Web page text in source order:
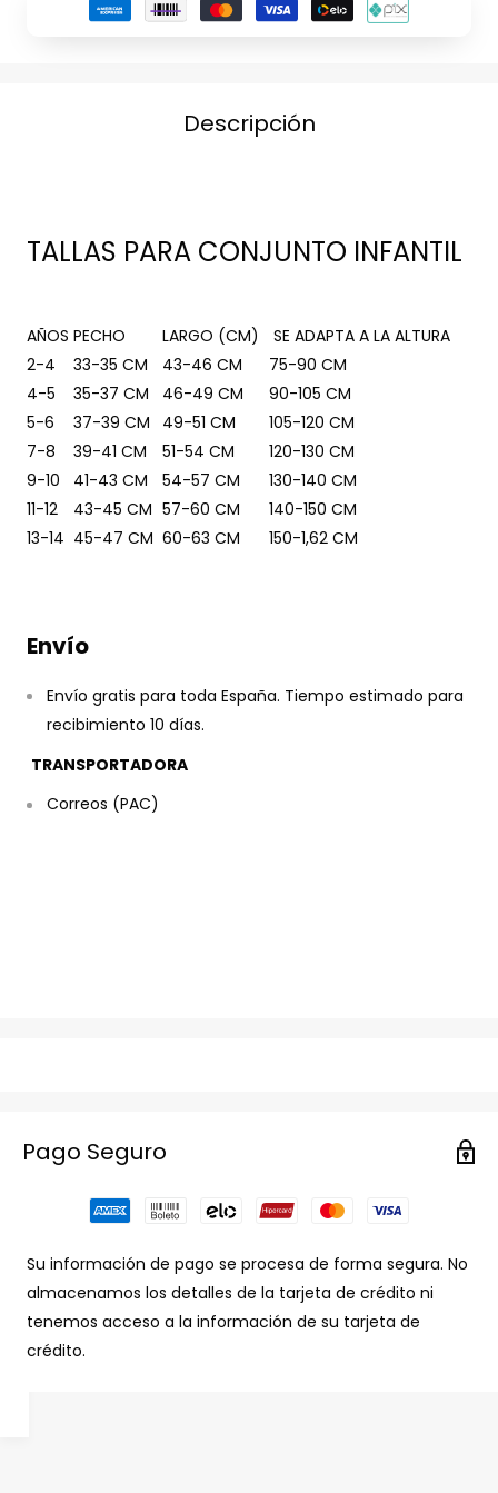
Descripción
TALLAS PARA CONJUNTO INFANTIL
AÑOS PECHO LARGO (CM)
SE ADAPTA A LA ALTURA
2-4
33-35 CM 43-46 CM
75-90 CM
4-5
35-37 CM 46-49 CM
90-105 CM
5-6
37-39 CM 49-51 CM
105-120 CM
7-8
39-41 CM 51-54 CM
120-130 CM
9-10
41-43 CM 54-57 CM
130-140 CM
11-12
43-45 CM 57-60 CM
140-150 CM
13-14 45-47 CM 60-63 CM 150-1,62 CM
Envío
Envío gratis para toda España. Tiempo estimado para
recibimiento 10 días.
TRANSPORTADORA
Correos (PAC)
Pago Seguro
Su información de pago se procesa de forma segura. No
almacenamos los detalles de la tarjeta de crédito ni
tenemos acceso a la información de su tarjeta de
crédito.